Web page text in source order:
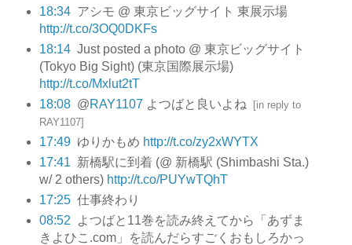
18:34 アシモ @ 東京ビッグサイト 東展示場
http://t.co/3OQ0DKFs
18:14 Just posted a photo @ 東京ビッグサイト
(Tokyo Big Sight) (東京国際展示場)
http://t.co/Mxlut2tT
18:08 @RAY1107 よつばと良いよね [in reply to
RAY1107]
17:49 ゆりかもめ http://t.co/zy2xWYTX
17:41 新橋駅に到着 (@ 新橋駅 (Shimbashi Sta.)
w/ 2 others) http://t.co/PUYwTQhT
17:25 仕事終わり
08:52
よつばと11巻を読み終えてから「あずま
きよひこ.com」を読んだらすごくおもしろかっ